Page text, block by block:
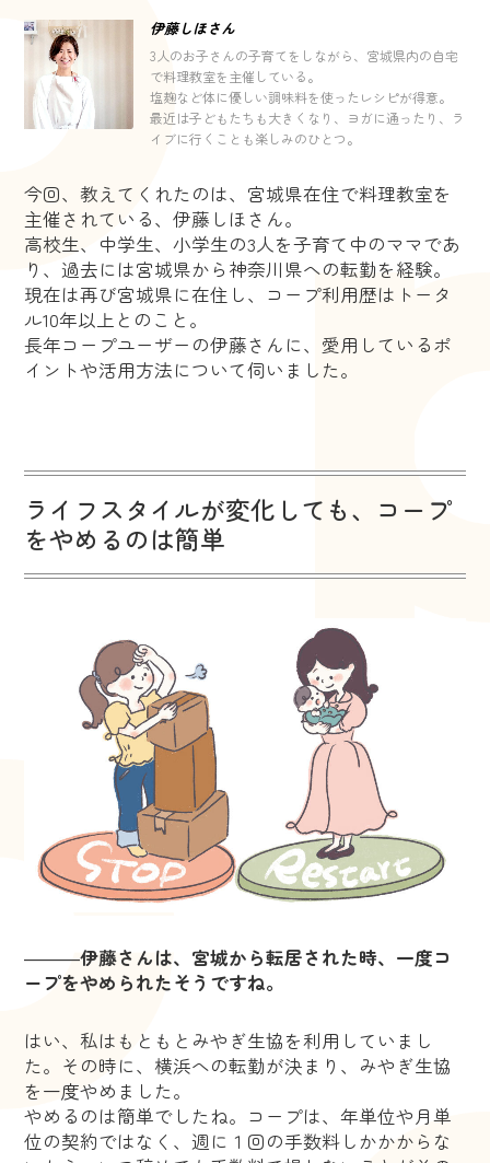
伊藤しほさん
3人のお子さんの子育てをしながら、宮城県内の自宅
で料理教室を主催している。
塩麹など体に優しい調味料を使ったレシピが得意。
最近は子どもたちも大きくなり、ヨガに通ったり、ラ
イブに行くことも楽しみのひとつ。
今回、教えてくれたのは、宮城県在住で料理教室を
主催されている、伊藤しほさん。
高校生、中学生、小学生の3人を子育て中のママであ
り、過去には宮城県から神奈川県への転勤を経験。
現在は再び宮城県に在住し、コープ利用歴はトータ
ル10年以上とのこと。
長年コープユーザーの伊藤さんに、愛用しているポ
イントや活用方法について伺いました。
ライフスタイルが変化しても、コープ
をやめるのは簡単
―――伊藤さんは、宮城から転居された時、一度コ
ープをやめられたそうですね。
はい、私はもともとみやぎ生協を利用していまし
た。その時に、横浜への転勤が決まり、みやぎ生協
を一度やめました。
やめるのは簡単でしたね。コープは、年単位や月単
位の契約ではなく、週に１回の手数料しかかからな